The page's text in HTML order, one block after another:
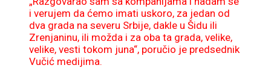
i verujem da ćemo imati uskoro, za jedan od
dva grada na severu Srbije, dakle u Šidu ili
Zrenjaninu, ili možda i za oba ta grada, velike,
velike, vesti tokom juna“, poručio je predsednik
Vučić medijima.